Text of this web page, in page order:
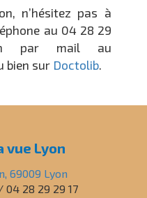
n’hésitez pas à
au 04 28 29
par mail au
bien sur Doctolib.
vue Lyon
69009 Lyon
04 28 29 29 17